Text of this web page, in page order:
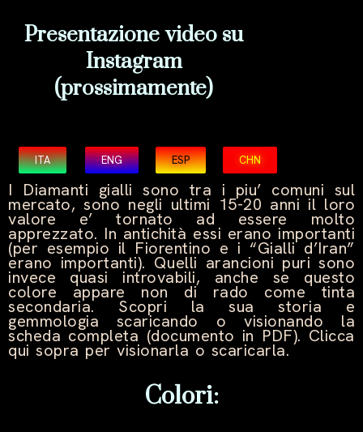
Presentazione video su
Instagram
(prossimamente)
ITA ENG ESP CHN
I Diamanti gialli sono tra i piu’ comuni sul
mercato, sono negli ultimi 15-20 anni il loro
valore e’ tornato ad essere molto
apprezzato. In antichità essi erano importanti
(per esempio il Fiorentino e i “Gialli d’Iran”
erano importanti). Quelli arancioni puri sono
invece quasi introvabili, anche se questo
colore appare non di rado come tinta
secondaria. Scopri la sua storia e
gemmologia scaricando o visionando la
scheda completa (documento in PDF). Clicca
qui sopra per visionarla o scaricarla.
Colori: